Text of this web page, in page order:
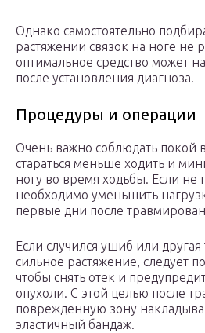
Однако самостоятельно
растяжении связок на ноге не
оптимальное средство может
после установления диагноза.
Процедуры и операции
Очень важно соблюдать покой
стараться меньше ходить и
ногу во время ходьбы. Если не
необходимо уменьшить
первые дни после
Если случился ушиб или
сильное растяжение, следует
чтобы снять отек и
опухоли. С этой целью после
поврежденную зону
эластичный бандаж.